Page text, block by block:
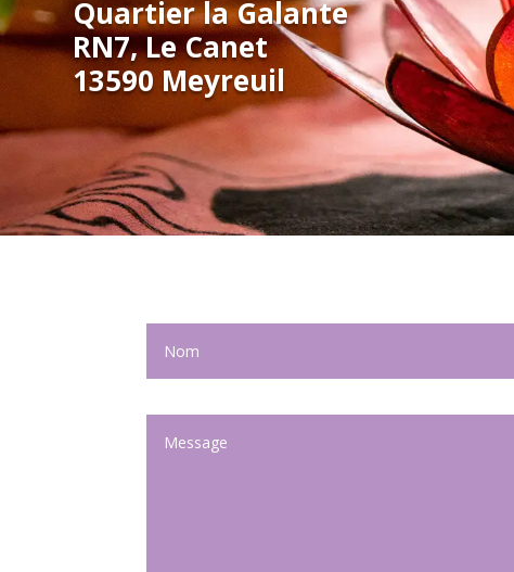
Quartier la Galante
RN7, Le Canet
13590 Meyreuil